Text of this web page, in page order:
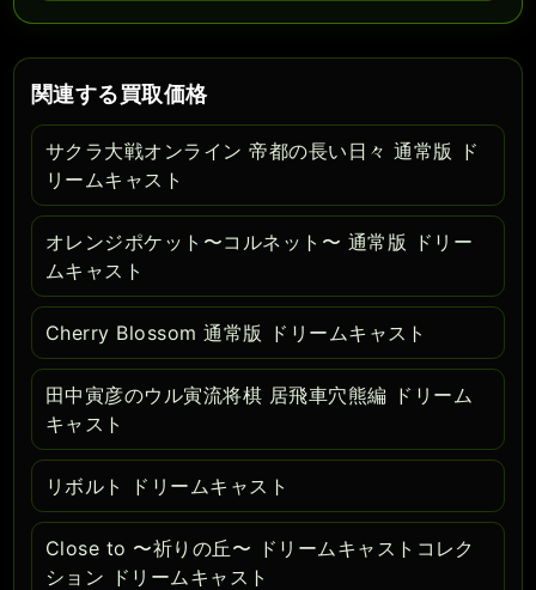
関連する買取価格
サクラ大戦オンライン 帝都の長い日々 通常版 ド
リームキャスト
オレンジポケット〜コルネット〜 通常版 ドリー
ムキャスト
Cherry Blossom 通常版 ドリームキャスト
田中寅彦のウル寅流将棋 居飛車穴熊編 ドリーム
キャスト
リボルト ドリームキャスト
Close to 〜祈りの丘〜 ドリームキャストコレク
ション ドリームキャスト